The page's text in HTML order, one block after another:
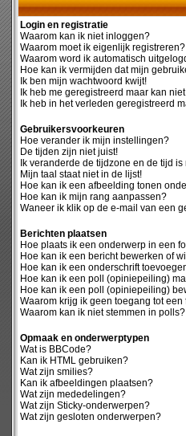
Login en registratie
Waarom kan ik niet inloggen?
Waarom moet ik eigenlijk registreren?
Waarom word ik automatisch
Hoe kan ik vermijden dat mijn
Ik ben mijn wachtwoord kwijt!
Ik heb me geregistreerd maar kan
Ik heb in het verleden geregistreerd
Gebruikersvoorkeuren
Hoe verander ik mijn instellingen?
De tijden zijn niet juist!
Ik veranderde de tijdzone en de tijd
Mijn taal staat niet in de lijst!
Hoe kan ik een afbeelding tonen
Hoe kan ik mijn rang aanpassen?
Waneer ik klik op de e-mail van een
Berichten plaatsen
Hoe plaats ik een onderwerp in een
Hoe kan ik een bericht bewerken of
Hoe kan ik een onderschrift
Hoe kan ik een poll (opiniepeiling)
Hoe kan ik een poll (opiniepeiling)
Waarom krijg ik geen toegang tot een
Waarom kan ik niet stemmen in polls?
Opmaak en onderwerptypen
Wat is BBCode?
Kan ik HTML gebruiken?
Wat zijn smilies?
Kan ik afbeeldingen plaatsen?
Wat zijn mededelingen?
Wat zijn Sticky-onderwerpen?
Wat zijn gesloten onderwerpen?